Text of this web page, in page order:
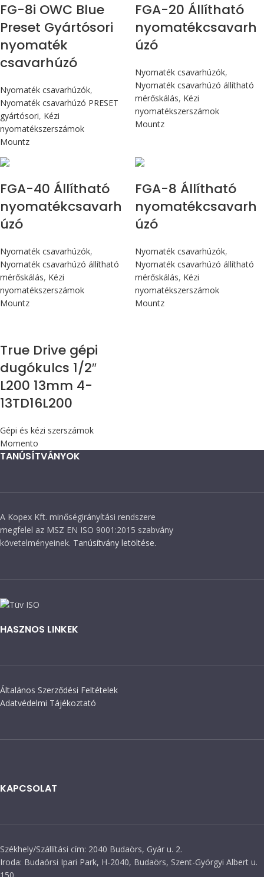
FG-8i OWC Blue
Preset Gyártósori
nyomaték
csavarhúzó
Nyomaték csavarhúzók,
Nyomaték csavarhúzó PRESET
gyártósori, Kézi
nyomatékszerszámok
Mountz
FGA-20 Állítható
nyomatékcsavarh
úzó
Nyomaték csavarhúzók,
Nyomaték csavarhúzó állítható
mérőskálás, Kézi
nyomatékszerszámok
Mountz
FGA-40 Állítható
nyomatékcsavarh
úzó
Nyomaték csavarhúzók,
Nyomaték csavarhúzó állítható
mérőskálás, Kézi
nyomatékszerszámok
Mountz
FGA-8 Állítható
nyomatékcsavarh
úzó
Nyomaték csavarhúzók,
Nyomaték csavarhúzó állítható
mérőskálás, Kézi
nyomatékszerszámok
Mountz
True Drive gépi
dugókulcs 1/2″
L200 13mm 4-
13TD16L200
Gépi és kézi szerszámok
Momento
TANÚSÍTVÁNYOK
A Kopex Kft. minőségirányítási rendszere
megfelel az MSZ EN ISO 9001:2015 szabvány
követelményeinek. Tanúsítvány letöltése.
HASZNOS LINKEK
Általános Szerződési Feltételek
Adatvédelmi Tájékoztató
KAPCSOLAT
Székhely/Szállítási cím: 2040 Budaörs, Gyár u. 2.
Iroda: Budaörsi Ipari Park, H-2040, Budaörs, Szent-Györgyi Albert u.
150.